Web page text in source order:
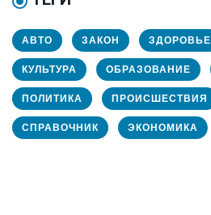
АВТО ЗАКОН ЗДОРОВЬЕ
КУЛЬТУРА ОБРАЗОВАНИЕ
ПОЛИТИКА ПРОИСШЕСТВИЯ
СПРАВОЧНИК ЭКОНОМИКА